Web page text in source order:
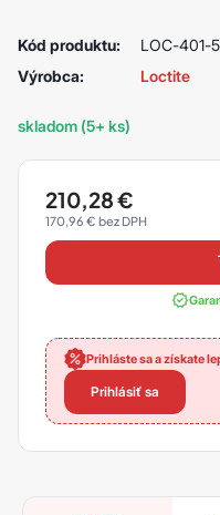
Kód produktu:
LOC-401-
Výrobca:
Loctite
skladom (5+ ks)
210,28€
170,96 €
Prihláste sa a získate
Prihlásiť sa